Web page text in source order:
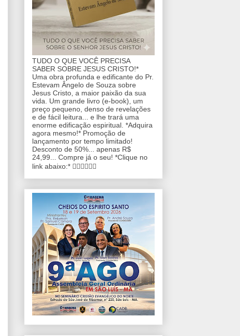
TUDO O QUE VOCÊ PRECISA
SABER SOBRE JESUS CRISTO!*
Uma obra profunda e edificante do Pr.
Estevam Ângelo de Souza sobre
Jesus Cristo, a maior paixão da sua
vida. Um grande livro (e-book), um
preço pequeno, denso de revelações
e de fácil leitura... e lhe trará uma
enorme edificação espiritual. *Adquira
agora mesmo!* Promoção de
lançamento por tempo limitado!
Desconto de 50%... apenas R$
24,99... Compre já o seu! *Clique no
link abaixo:* 👇🏼👇🏼👇🏼